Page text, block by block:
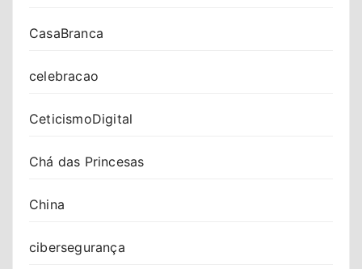
CasaBranca
celebracao
CeticismoDigital
Chá das Princesas
China
cibersegurança